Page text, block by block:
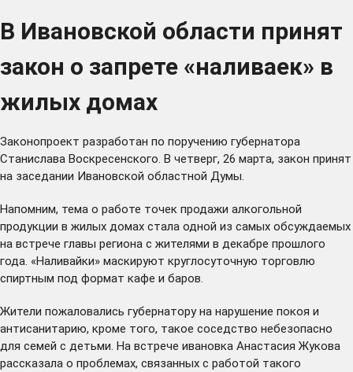
В Ивановской области принят
закон о запрете «наливаек» в
жилых домах
Законопроект разработан по поручению губернатора
Станислава Воскресенского. В четверг, 26 марта, закон принят
на заседании Ивановской областной Думы.
Напомним, тема о работе точек продажи алкогольной
продукции в жилых домах стала одной из самых обсуждаемых
на встрече главы региона с жителями в декабре прошлого
года. «Наливайки» маскируют круглосуточную торговлю
спиртным под формат кафе и баров.
Жители пожаловались губернатору на нарушение покоя и
антисанитарию, кроме того, такое соседство небезопасно
для семей с детьми. На встрече ивановка Анастасия Жукова
рассказала о проблемах, связанных с работой такого